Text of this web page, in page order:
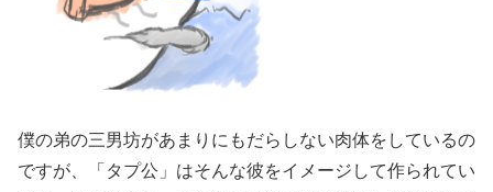
僕の弟の三男坊があまりにもだらしない肉体をしているの
ですが、「タプ公」はそんな彼をイメージして作られてい